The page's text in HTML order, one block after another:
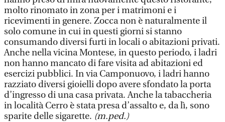
molto rinomato in zona per i matrimoni e i
ricevimenti in genere. Zocca non è naturalmente il
solo comune in cui in questi giorni si stanno
consumando diversi furti in locali o abitazioni privati.
Anche nella vicina Montese, in questo periodo, i ladri
non hanno mancato di fare visita ad abitazioni ed
esercizi pubblici. In via Camponuovo, i ladri hanno
razziato diversi gioielli dopo avere sfondato la porta
d’ingresso di una casa privata. Anche la tabaccheria
in località Cerro è stata presa d’assalto e, da lì, sono
sparite delle sigarette. (m.ped.)